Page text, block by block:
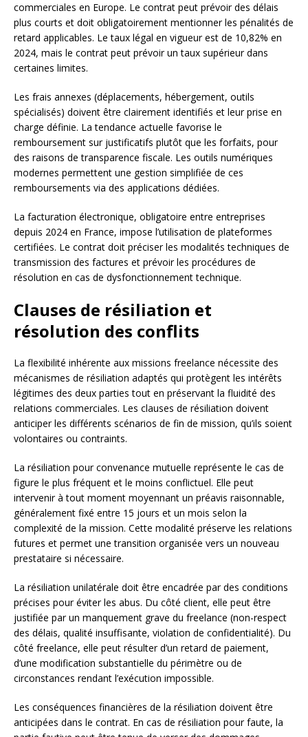
commerciales en Europe. Le contrat peut prévoir des délais
plus courts et doit obligatoirement mentionner les pénalités de
retard applicables. Le taux légal en vigueur est de 10,82% en
2024, mais le contrat peut prévoir un taux supérieur dans
certaines limites.
Les frais annexes (déplacements, hébergement, outils
spécialisés) doivent être clairement identifiés et leur prise en
charge définie. La tendance actuelle favorise le
remboursement sur justificatifs plutôt que les forfaits, pour
des raisons de transparence fiscale. Les outils numériques
modernes permettent une gestion simplifiée de ces
remboursements via des applications dédiées.
La facturation électronique, obligatoire entre entreprises
depuis 2024 en France, impose l’utilisation de plateformes
certifiées. Le contrat doit préciser les modalités techniques de
transmission des factures et prévoir les procédures de
résolution en cas de dysfonctionnement technique.
Clauses de résiliation et
résolution des conflits
La flexibilité inhérente aux missions freelance nécessite des
mécanismes de résiliation adaptés qui protègent les intérêts
légitimes des deux parties tout en préservant la fluidité des
relations commerciales. Les clauses de résiliation doivent
anticiper les différents scénarios de fin de mission, qu’ils soient
volontaires ou contraints.
La résiliation pour convenance mutuelle représente le cas de
figure le plus fréquent et le moins conflictuel. Elle peut
intervenir à tout moment moyennant un préavis raisonnable,
généralement fixé entre 15 jours et un mois selon la
complexité de la mission. Cette modalité préserve les relations
futures et permet une transition organisée vers un nouveau
prestataire si nécessaire.
La résiliation unilatérale doit être encadrée par des conditions
précises pour éviter les abus. Du côté client, elle peut être
justifiée par un manquement grave du freelance (non-respect
des délais, qualité insuffisante, violation de confidentialité). Du
côté freelance, elle peut résulter d’un retard de paiement,
d’une modification substantielle du périmètre ou de
circonstances rendant l’exécution impossible.
Les conséquences financières de la résiliation doivent être
anticipées dans le contrat. En cas de résiliation pour faute, la